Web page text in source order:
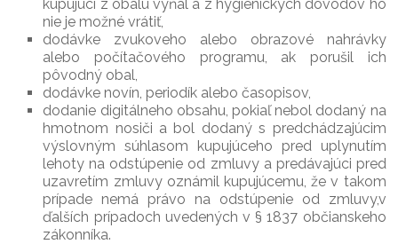
kupujúci z obalu vyňal a z hygienických dôvodov ho
nie je možné vrátiť,
dodávke zvukoveho alebo obrazové nahrávky
alebo počítačového programu, ak porušil ich
pôvodný obal,
dodávke novín, periodík alebo časopisov,
dodanie digitálneho obsahu, pokiaľ nebol dodaný na
hmotnom nosiči a bol dodaný s predchádzajúcim
výslovným súhlasom kupujúceho pred uplynutím
lehoty na odstúpenie od zmluvy a predávajúci pred
uzavretím zmluvy oznámil kupujúcemu, že v takom
prípade nemá právo na odstúpenie od zmluvy,v
ďalších prípadoch uvedených v § 1837 občianskeho
zákonníka.